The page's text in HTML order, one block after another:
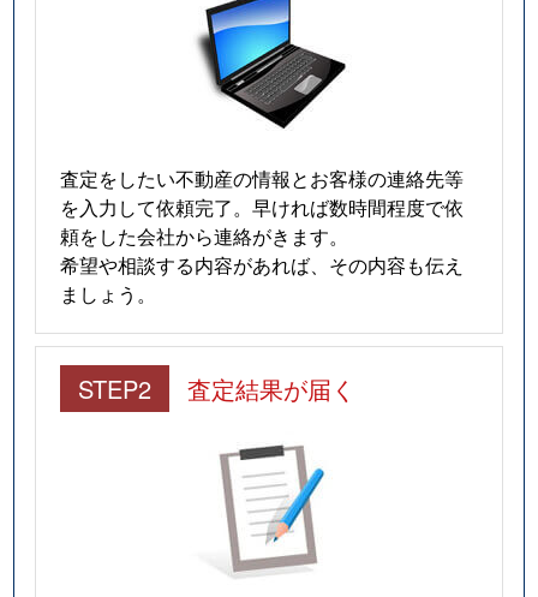
査定をしたい不動産の情報とお客様の連絡先等
を入力して依頼完了。早ければ数時間程度で依
頼をした会社から連絡がきます。
希望や相談する内容があれば、その内容も伝え
ましょう。
STEP2 査定結果が届く